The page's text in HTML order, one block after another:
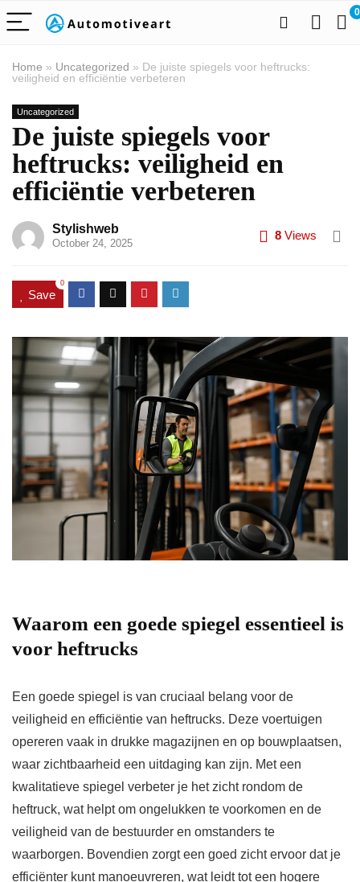
0
Home » Uncategorized » De juiste spiegels voor heftrucks:
veiligheid en efficiëntie verbeteren
Uncategorized
De juiste spiegels voor
heftrucks: veiligheid en
efficiëntie verbeteren
Stylishweb
October 24, 2025
8 Views
Save
0
Waarom een goede spiegel essentieel is
voor heftrucks
Een goede spiegel is van cruciaal belang voor de
veiligheid en efficiëntie van heftrucks. Deze voertuigen
opereren vaak in drukke magazijnen en op bouwplaatsen,
waar zichtbaarheid een uitdaging kan zijn. Met een
kwalitatieve spiegel verbeter je het zicht rondom de
heftruck, wat helpt om ongelukken te voorkomen en de
veiligheid van de bestuurder en omstanders te
waarborgen. Bovendien zorgt een goed zicht ervoor dat je
efficiënter kunt manoeuvreren, wat leidt tot een hogere